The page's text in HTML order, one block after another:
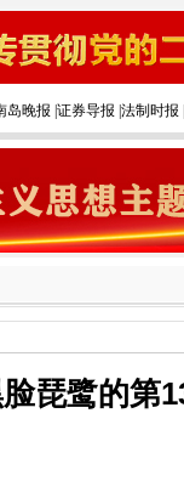
岛晚报 证券导报 法制时报
琵鹭的第